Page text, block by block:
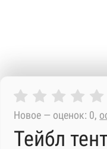
Новое — оценок: 0,
Тейбл